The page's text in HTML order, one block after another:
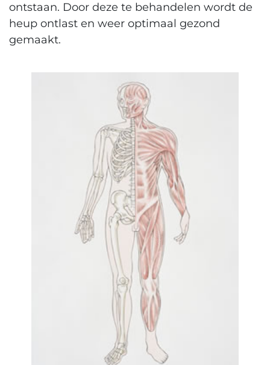
ontstaan. Door deze te behandelen wordt de
heup ontlast en weer optimaal gezond
gemaakt.